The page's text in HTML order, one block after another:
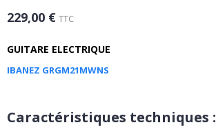
229,00 € TTC
GUITARE ELECTRIQUE
IBANEZ GRGM21MWNS
Caractéristiques techniques :